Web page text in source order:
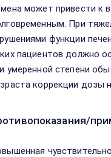
может привести к
При
функции
пациентов должно
умеренной степени
коррекции дозы